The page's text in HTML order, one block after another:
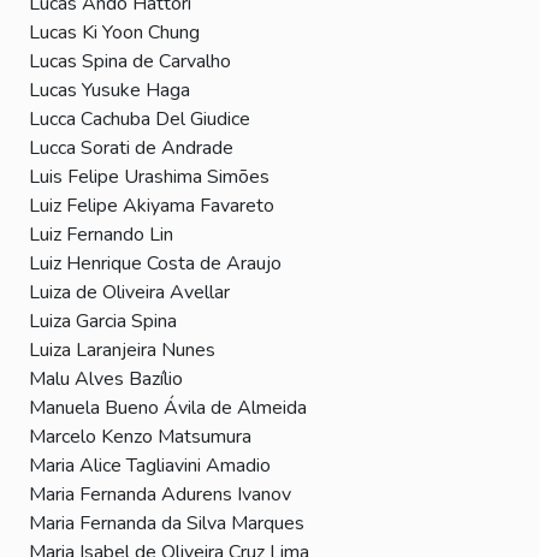
Lucas Ki Yoon Chung
Lucas Spina de Carvalho
Lucas Yusuke Haga
Lucca Cachuba Del Giudice
Lucca Sorati de Andrade
Luis Felipe Urashima Simões
Luiz Felipe Akiyama Favareto
Luiz Fernando Lin
Luiz Henrique Costa de Araujo
Luiza de Oliveira Avellar
Luiza Garcia Spina
Luiza Laranjeira Nunes
Malu Alves Bazílio
Manuela Bueno Ávila de Almeida
Marcelo Kenzo Matsumura
Maria Alice Tagliavini Amadio
Maria Fernanda Adurens Ivanov
Maria Fernanda da Silva Marques